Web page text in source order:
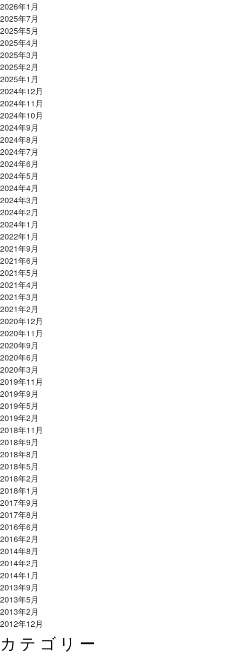
2026年1月
2025年7月
2025年5月
2025年4月
2025年3月
2025年2月
2025年1月
2024年12月
2024年11月
2024年10月
2024年9月
2024年8月
2024年7月
2024年6月
2024年5月
2024年4月
2024年3月
2024年2月
2024年1月
2022年1月
2021年9月
2021年6月
2021年5月
2021年4月
2021年3月
2021年2月
2020年12月
2020年11月
2020年9月
2020年6月
2020年3月
2019年11月
2019年9月
2019年5月
2019年2月
2018年11月
2018年9月
2018年8月
2018年5月
2018年2月
2018年1月
2017年9月
2017年8月
2016年6月
2016年2月
2014年8月
2014年2月
2014年1月
2013年9月
2013年5月
2013年2月
2012年12月
カテゴリー